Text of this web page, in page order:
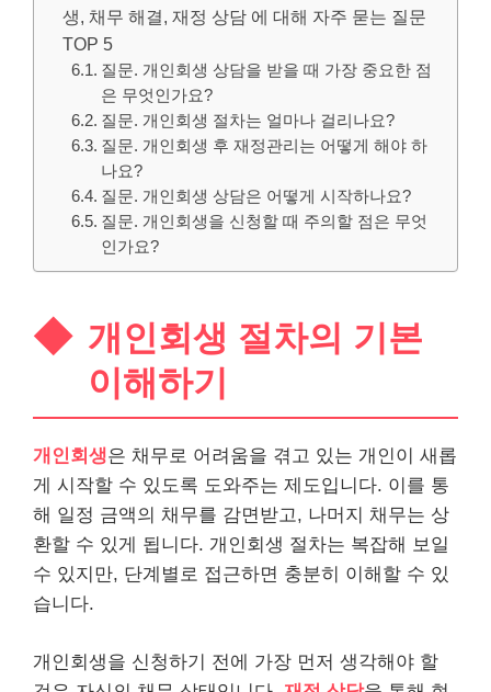
생, 채무 해결, 재정 상담 에 대해 자주 묻는 질문
TOP 5
질문. 개인회생 상담을 받을 때 가장 중요한 점
은 무엇인가요?
질문. 개인회생 절차는 얼마나 걸리나요?
질문. 개인회생 후 재정관리는 어떻게 해야 하
나요?
질문. 개인회생 상담은 어떻게 시작하나요?
질문. 개인회생을 신청할 때 주의할 점은 무엇
인가요?
개인회생 절차의 기본
이해하기
개인회생은 채무로 어려움을 겪고 있는 개인이 새롭
게 시작할 수 있도록 도와주는 제도입니다. 이를 통
해 일정 금액의 채무를 감면받고, 나머지 채무는 상
환할 수 있게 됩니다. 개인회생 절차는 복잡해 보일
수 있지만, 단계별로 접근하면 충분히 이해할 수 있
습니다.
개인회생을 신청하기 전에 가장 먼저 생각해야 할